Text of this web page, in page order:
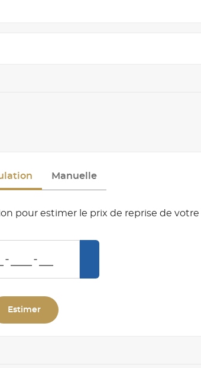
Manuelle
pour estimer le prix de reprise de
Estimer